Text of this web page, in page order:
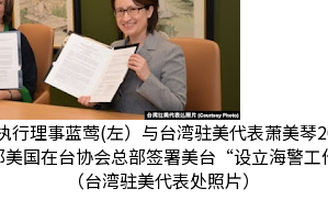
行理事蓝莺(左）与台湾驻美代表萧美琴
美国在台协会总部签署美台“设立海警
（台湾驻美代表处照片）